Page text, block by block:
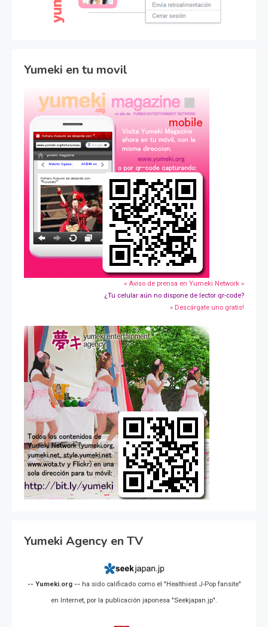
Yumeki en tu movil
» Aviso de prensa en Yumeki Network »
¿Tu celular aún no dispone de lector qr-code?
» Descárgate uno gratis!
Yumeki Agency en TV
-- Yumeki.org -- ha sido calificado como el "Healthiest J-Pop fansite"
en Internet, por la publicación japonesa "Seekjapan.jp".